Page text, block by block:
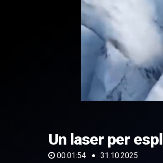
of
54
seconds
Volume
0%
Un laser per
00:01:54 31.10.2025